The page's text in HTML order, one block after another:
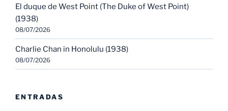
El duque de West Point (The Duke of West Point)
(1938)
08/07/2026
Charlie Chan in Honolulu (1938)
08/07/2026
ENTRADAS